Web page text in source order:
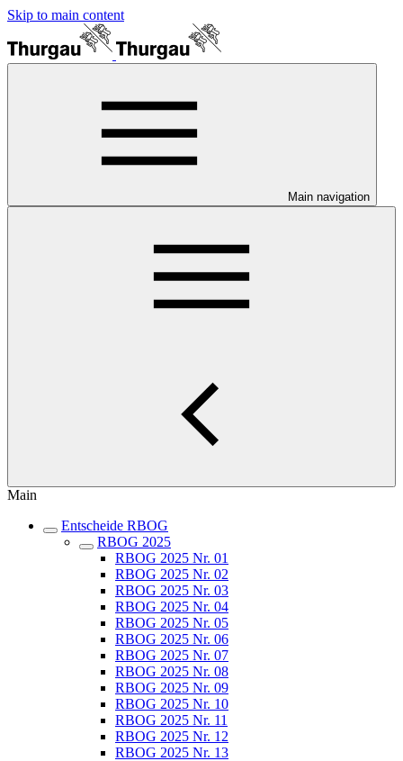
Skip to main content
Main navigation
Main
Entscheide RBOG
RBOG 2025
RBOG 2025 Nr. 01
RBOG 2025 Nr. 02
RBOG 2025 Nr. 03
RBOG 2025 Nr. 04
RBOG 2025 Nr. 05
RBOG 2025 Nr. 06
RBOG 2025 Nr. 07
RBOG 2025 Nr. 08
RBOG 2025 Nr. 09
RBOG 2025 Nr. 10
RBOG 2025 Nr. 11
RBOG 2025 Nr. 12
RBOG 2025 Nr. 13